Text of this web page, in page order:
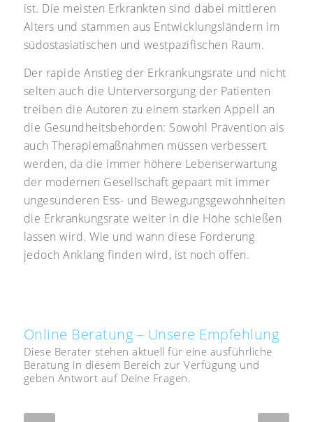
ist. Die meisten Erkrankten sind dabei mittleren
Alters und stammen aus Entwicklungsländern im
südostasiatischen und westpazifischen Raum.
Der rapide Anstieg der Erkrankungsrate und nicht
selten auch die Unterversorgung der Patienten
treiben die Autoren zu einem starken Appell an
die Gesundheitsbehörden: Sowohl Prävention als
auch Therapiemaßnahmen müssen verbessert
werden, da die immer höhere Lebenserwartung
der modernen Gesellschaft gepaart mit immer
ungesünderen Ess- und Bewegungsgewohnheiten
die Erkrankungsrate weiter in die Höhe schießen
lassen wird. Wie und wann diese Forderung
jedoch Anklang finden wird, ist noch offen.
Online Beratung – Unsere Empfehlung
Diese Berater stehen aktuell für eine ausführliche
Beratung in diesem Bereich zur Verfügung und
geben Antwort auf Deine Fragen.